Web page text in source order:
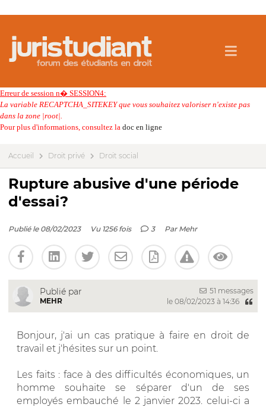
Erreur de session n� SESSION4:
La variable RECAPTCHA_SITEKEY que vous souhaitez valoriser n'existe pas
dans la zone |root|.
Pour plus d'informations, consultez la doc en ligne
Accueil Droit privé Droit social
Rupture abusive d'une période
d'essai?
Publié le 08/02/2023 Vu 1256 fois 3 Par Mehr
Publié par
MEHR
51 messages
le 08/02/2023 à 14:36
Bonjour, j'ai un cas pratique à faire en droit de
travail et j'hésites sur un point.
Les faits : face à des difficultés économiques, un
homme souhaite se séparer d'un de ses
employés embauché le 2 janvier 2023. celui-ci a